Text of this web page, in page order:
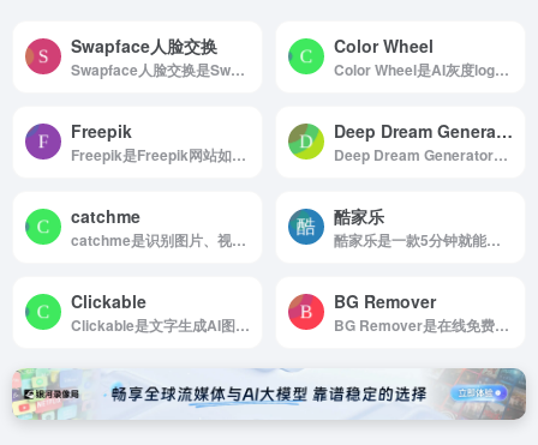
Swapface人脸交换
Swapface人脸交换是Swapface是一款人工智能工具，允许用户实时创建逼真的人脸交换。
Color Wheel
Color Wheel是AI灰度logo或插画上色工具
Freepik
Freepik是Freepik网站如何使用 浏览...
Deep Dream Generator
Deep Dream Generator是感知艺术的魅力，体验创作的乐趣
catchme
catchme是识别图片、视频和音频内容是否由AI生成
酷家乐
酷家乐是一款5分钟就能上手的设计软件
Clickable
Clickable是文字生成AI图形UI界面
BG Remover
BG Remover是在线免费AI照片物体去除器工具